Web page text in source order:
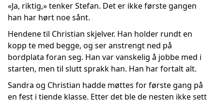
«Ja, riktig,» tenker Stefan. Det er ikke første gangen
han har hørt noe sånt.
Hendene til Christian skjelver. Han holder rundt en
kopp te med begge, og ser anstrengt ned på
bordplata foran seg. Han var vanskelig å jobbe med i
starten, men til slutt sprakk han. Han har fortalt alt.
Sandra og Christian hadde møttes for første gang på
en fest i tiende klasse. Etter det ble de nesten ikke sett